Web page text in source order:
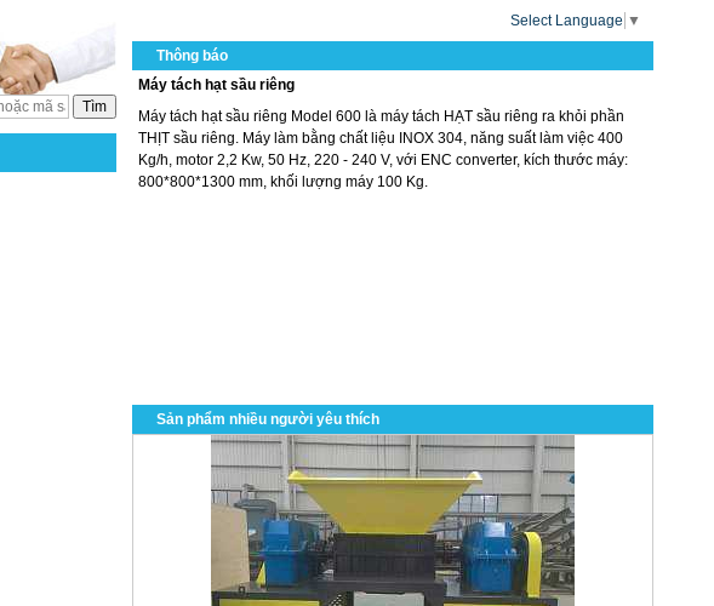
Select Language ▼
Thông báo
Máy tách hạt sầu riêng
Máy tách hạt sầu riêng Model 600 là máy tách HẠT sầu riêng ra khỏi phần
THỊT sầu riêng. Máy làm bằng chất liệu INOX 304, năng suất làm việc 400
Kg/h, motor 2,2 Kw, 50 Hz, 220 - 240 V, với ENC converter, kích thước máy:
800*800*1300 mm, khối lượng máy 100 Kg.
Sản phẩm nhiều người yêu thích